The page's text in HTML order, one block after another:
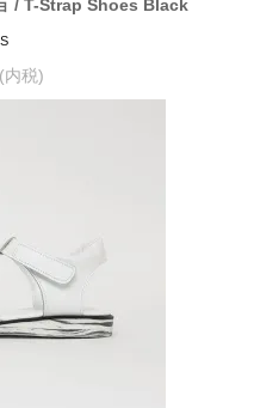
/ T-Strap Shoes Black
内税)